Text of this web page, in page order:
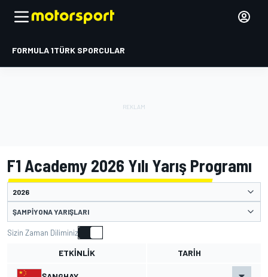
FORMULA 1TÜRK SPORCULAR
F1 Academy 2026 Yılı Yarış Programı
ŞAMPIYONA YARIŞLARI
Sizin Zaman Diliminiz
ETKINLIK TARIH